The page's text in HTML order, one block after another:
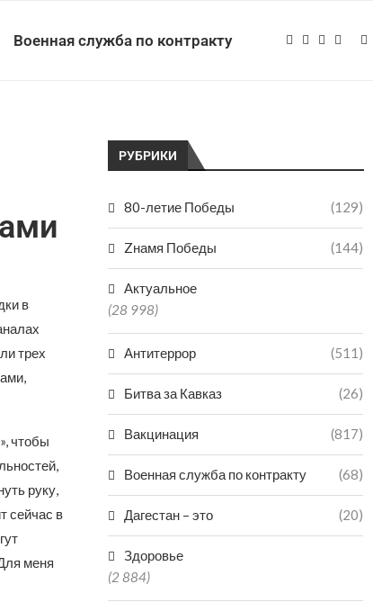
Военная служба по контракту
в
трех
чтобы
руку,
сейчас в
меня
РУБРИКИ
80-летие Победы (129)
Zнамя Победы (144)
Актуальное
(28 998)
Антитеррор (511)
Битва за Кавказ (26)
Вакцинация (817)
Военная служба по контракту (68)
Дагестан – это (20)
Здоровье
(2 884)